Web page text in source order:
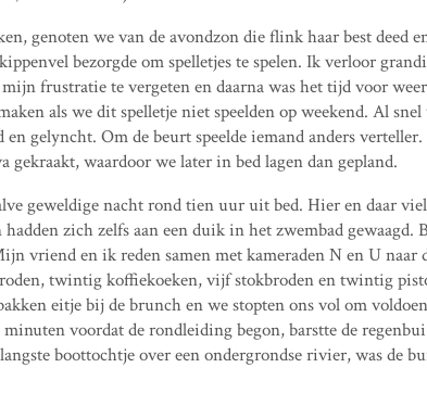
genoten we van de avondzon die flink haar best deed
bezorgde om spelletjes te spelen. Ik verloor
mijn frustratie te vergeten en daarna was het tijd voor
als we dit spelletje niet speelden op weekend. Al
gelyncht. Om de beurt speelde iemand anders
gekraakt, waardoor we later in bed lagen dan gepland.
geweldige nacht rond tien uur uit bed. Hier en daar
hadden zich zelfs aan een duik in het zwembad gewaagd.
vriend en ik reden samen met kameraden N en U naar
twintig koffiekoeken, vijf stokbroden en twintig
eitje bij de brunch en we stopten ons vol om
minuten voordat de rondleiding begon, barstte de
boottochtje over een ondergrondse rivier, was de